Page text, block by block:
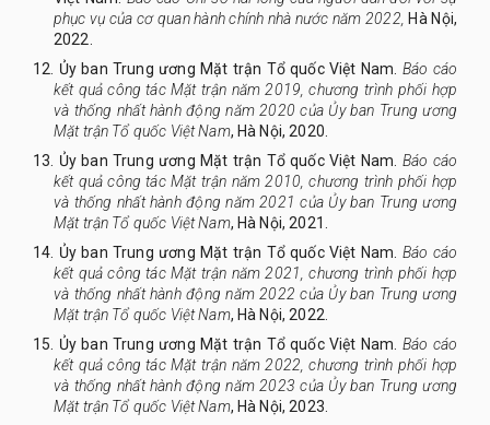
phục vụ của cơ quan hành chính nhà nước năm 2022, Hà Nội,
2022.
12. Ủy ban Trung ương Mặt trận Tổ quốc Việt Nam. Báo cáo
kết quả công tác Mặt trận năm 2019, chương trình phối hợp
và thống nhất hành động năm 2020 của Ủy ban Trung ương
Mặt trận Tổ quốc Việt Nam, Hà Nội, 2020.
13. Ủy ban Trung ương Mặt trận Tổ quốc Việt Nam. Báo cáo
kết quả công tác Mặt trận năm 2010, chương trình phối hợp
và thống nhất hành động năm 2021 của Ủy ban Trung ương
Mặt trận Tổ quốc Việt Nam, Hà Nội, 2021.
14. Ủy ban Trung ương Mặt trận Tổ quốc Việt Nam. Báo cáo
kết quả công tác Mặt trận năm 2021, chương trình phối hợp
và thống nhất hành động năm 2022 của Ủy ban Trung ương
Mặt trận Tổ quốc Việt Nam, Hà Nội, 2022.
15. Ủy ban Trung ương Mặt trận Tổ quốc Việt Nam. Báo cáo
kết quả công tác Mặt trận năm 2022, chương trình phối hợp
và thống nhất hành động năm 2023 của Ủy ban Trung ương
Mặt trận Tổ quốc Việt Nam, Hà Nội, 2023.